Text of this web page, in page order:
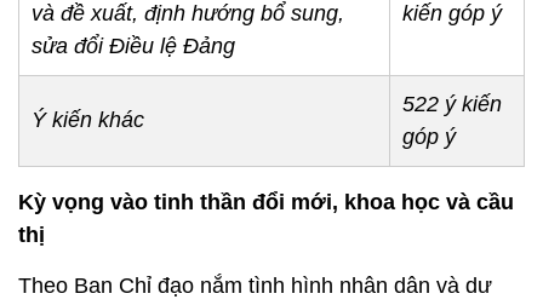
và đề xuất, định hướng bổ sung,
sửa đổi Điều lệ Đảng
kiến góp ý
Ý kiến khác
522 ý kiến
góp ý
Kỳ vọng vào tinh thần đổi mới, khoa học và cầu
thị
Theo Ban Chỉ đạo nắm tình hình nhân dân và dư